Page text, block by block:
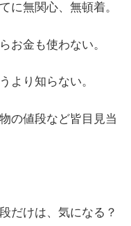
に無関心、無頓着。
お金も使わない。
より知らない。
の値段など皆目見当
だけは、気になる？